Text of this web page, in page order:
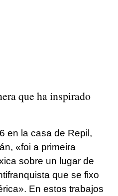
que ha inspirado
en la casa de Repil,
«foi a primeira
sobre un lugar de
que se fixo
. En estos trabajos